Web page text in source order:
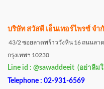
บริษัท สวัสดี เอ็นเทอร์ไพรซ์ จำ
43/2 ซอยลาดพร้าววังหิน 16 ถนนลา
กรุงเทพฯ 10230
Line id : @sawaddeeit (อย่าลืมใ
Telephone : 02-931-6569